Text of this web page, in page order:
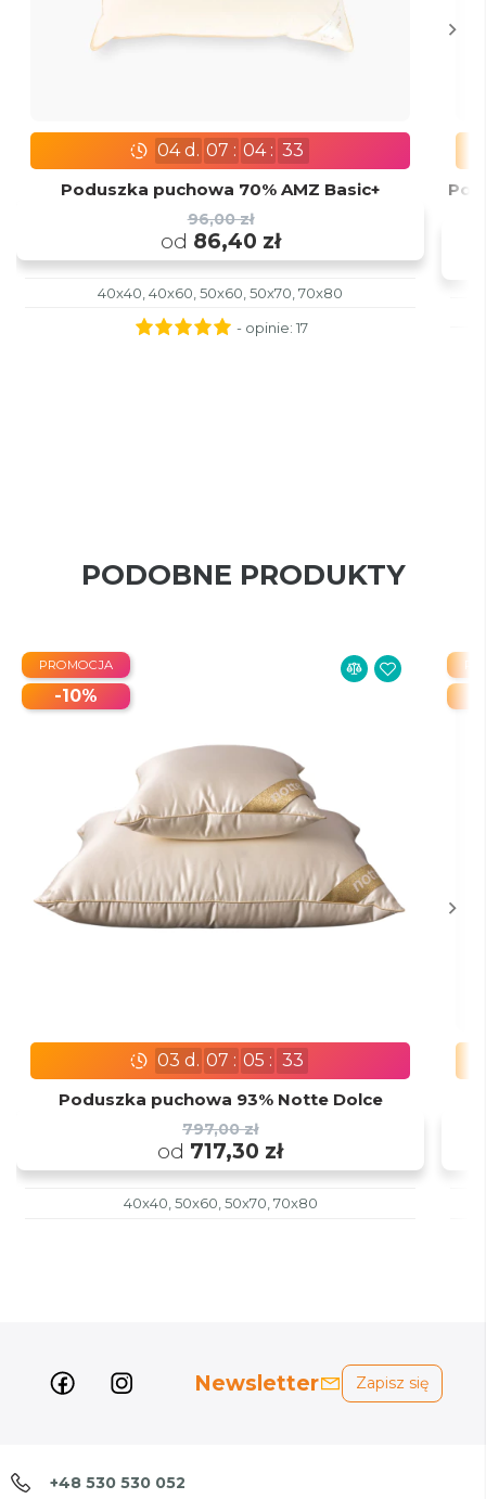
04d. 07 : 04: 31
Poduszka puchowa 70% AMZ Basic+
96,00 zł
od 86,40 zł
40x40, 40x60, 50x60, 50x70, 70x80
- opinie: 17
PODOBNE PRODUKTY
03 d. 07 : 05 :
31
Poduszka puchowa 93% Notte Dolce
797,00 zł
od 717,30 zł
40x40, 50x60, 50x70, 70x80
PROMOCJA
-10%
Newsletter Zapisz się
+48 530 530 052